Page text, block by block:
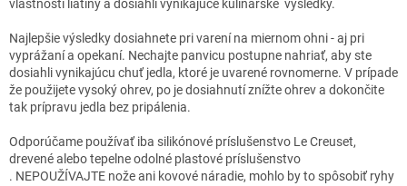
vlastnosti liatiny a dosiahli vynikajúce kulinárske výsledky.
Najlepšie výsledky dosiahnete pri varení na miernom ohni - aj pri
vyprážaní a opekaní. Nechajte panvicu postupne nahriať, aby ste
dosiahli vynikajúcu chuť jedla, ktoré je uvarené rovnomerne. V prípade
že použijete vysoký ohrev, po je dosiahnutí znížte ohrev a dokončite
tak prípravu jedla bez pripálenia.
Odporúčame používať iba silikónové príslušenstvo Le Creuset,
drevené alebo tepelne odolné plastové príslušenstvo
. NEPOUŽÍVAJTE nože ani kovové náradie, mohlo by to spôsobiť ryhy